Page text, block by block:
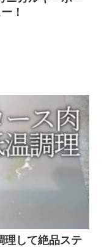
！
理して絶品ステ